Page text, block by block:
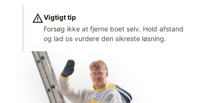
warningVigtigt tip
Forsøg ikke at fjerne boet selv. Hold afstand
og lad os vurdere den sikreste løsning.